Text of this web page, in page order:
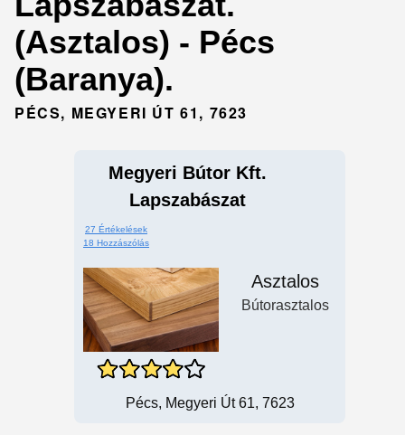
(Asztalos) - Pécs
(Baranya).
PÉCS, MEGYERI ÚT 61, 7623
Megyeri Bútor Kft.
Lapszabászat
27 Értékelések
18 Hozzászólás
Asztalos
Bútorasztalos
Pécs, Megyeri Út 61, 7623